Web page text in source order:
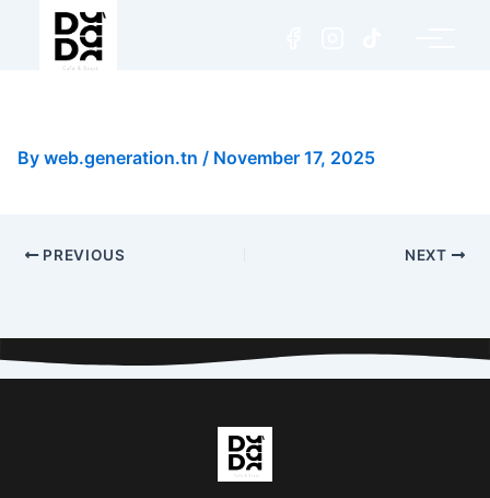
By web.generation.tn / November 17, 2025
PREVIOUS NEXT